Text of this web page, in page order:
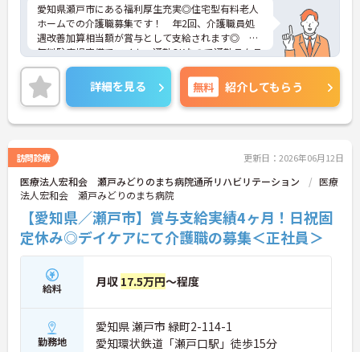
愛知県瀬戸市にある福利厚生充実◎住宅型有料老人
ホームでの介護職募集です！ 年2回、介護職員処
遇改善加算相当額が賞与として支給されます◎
無料駐車場完備でマイカー通勤OKなので通勤ラクラ
ク♪ 動植物園の招待券プレゼントや新車購入キャ
ッシュバック制度等、福利厚生が充実しています☆
ご興味のある方には、面接対策ポイントなど、さら
に詳細をお話しいたしますのでお気軽にご相談くだ
さい！
詳細を見る 無料 紹介してもらう
訪問診療 更新日：2026年06月12日
医療法人宏和会 瀬戸みどりのまち病院通所リハビリテーション
医療
法人宏和会 瀬戸みどりのまち病院
【愛知県／瀬戸市】賞与支給実績4ヶ月！日祝固
定休み◎デイケアにて介護職の募集＜正社員＞
給料 月収 17.5万円～程度
勤務地
愛知県 瀬戸市 緑町2-114-1
愛知環状鉄道「瀬戸口駅」徒歩15分